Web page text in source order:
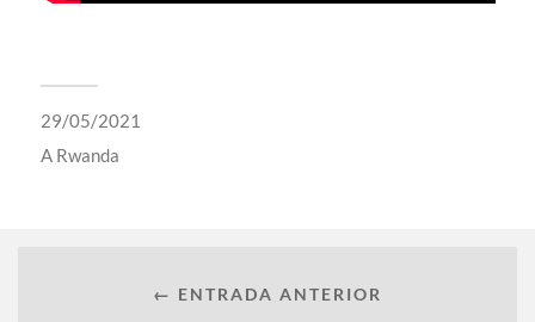
29/05/2021
A Rwanda
← ENTRADA ANTERIOR